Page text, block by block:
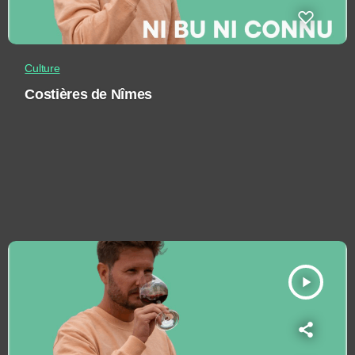
Culture
Costières de Nîmes
play_arrow